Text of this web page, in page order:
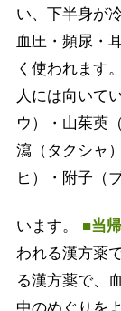
い、下半身が
血圧・頻尿・
く使われます
人には向いて
ウ）・山茱萸
瀉（タクシャ
ヒ）・附子（
います。 ■当
われる漢方薬
る漢方薬で、